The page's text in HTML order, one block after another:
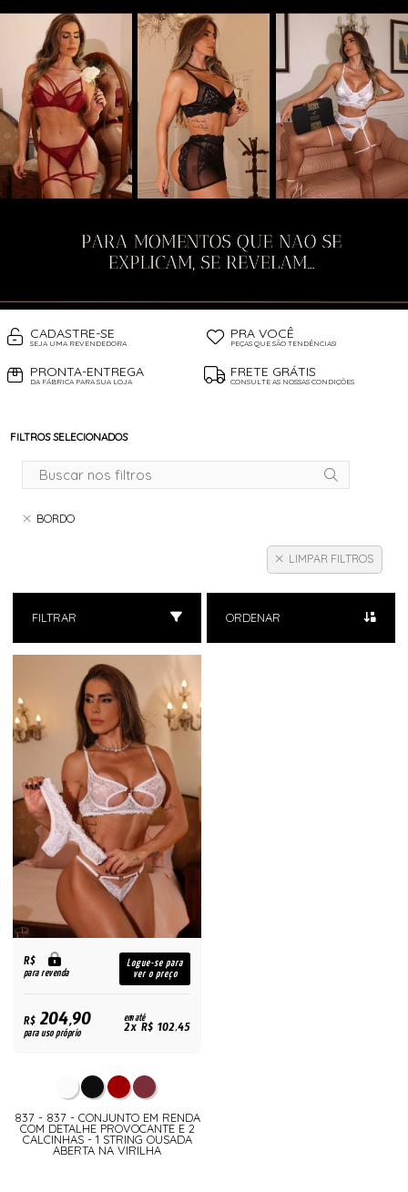
CADASTRE-SE
SEJA UMA REVENDEDORA
PRA VOCÊ
PEÇAS QUE SÃO TENDÊNCIAS!
PRONTA-ENTREGA
DA FÁBRICA PARA SUA LOJA
FRETE GRÁTIS
CONSULTE AS NOSSAS CONDIÇÕES
FILTROS SELECIONADOS
BORDO
LIMPAR FILTROS
FILTRAR ORDENAR
R$
para revenda
Logue-se para
ver o preço
R$204,90
para uso próprio
em até
2x R$ 102,45
837 - 837 - CONJUNTO EM RENDA
COM DETALHE PROVOCANTE E 2
CALCINHAS - 1 STRING OUSADA
ABERTA NA VIRILHA